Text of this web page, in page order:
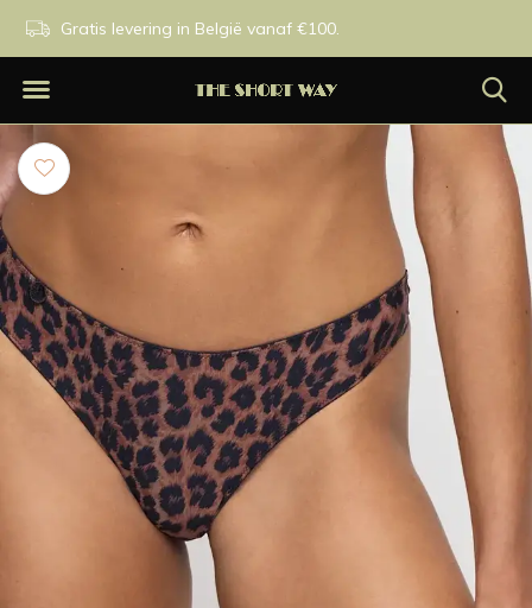
Gratis levering in België vanaf €100.